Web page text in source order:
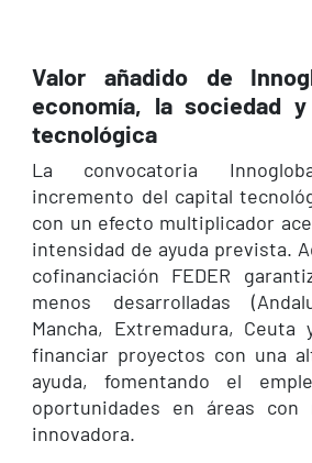
Valor añadido de
economía, la sociedad
tecnológica
La convocatoria
incremento del capital
con un efecto multiplicador
intensidad de ayuda prevista.
cofinanciación FEDER
menos desarrolladas
Mancha, Extremadura, Ceuta
financiar proyectos con una
ayuda, fomentando el
oportunidades en áreas con
innovadora.